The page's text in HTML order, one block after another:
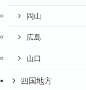
岡山
広島
山口
四国地方